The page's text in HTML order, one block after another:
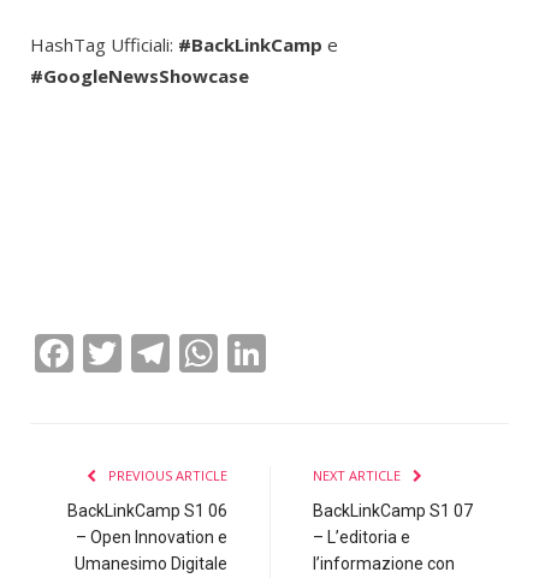
HashTag Ufficiali: #BackLinkCamp e
#GoogleNewsShowcase
Facebook
Twitter
Telegram
WhatsApp
PREVIOUS ARTICLE
BackLinkCamp S1 06
– Open Innovation e
Umanesimo Digitale
NEXT ARTICLE
BackLinkCamp S1 07
– L’editoria e
l’informazione con